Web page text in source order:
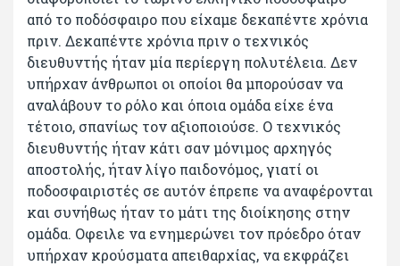
από το ποδόσφαιρο που είχαμε δεκαπέντε χρόνια
πριν. Δεκαπέντε χρόνια πριν ο τεχνικός
διευθυντής ήταν μία περίεργη πολυτέλεια. Δεν
υπήρχαν άνθρωποι οι οποίοι θα μπορούσαν να
αναλάβουν το ρόλο και όποια ομάδα είχε ένα
τέτοιο, σπανίως τον αξιοποιούσε. Ο τεχνικός
διευθυντής ήταν κάτι σαν μόνιμος αρχηγός
αποστολής, ήταν λίγο παιδονόμος, γιατί οι
ποδοσφαιριστές σε αυτόν έπρεπε να αναφέρονται
και συνήθως ήταν το μάτι της διοίκησης στην
ομάδα. Οφειλε να ενημερώνει τον πρόεδρο όταν
υπήρχαν κρούσματα απειθαρχίας, να εκφράζει